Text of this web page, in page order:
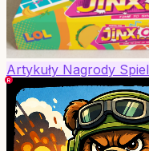
Artykuły Nagrody